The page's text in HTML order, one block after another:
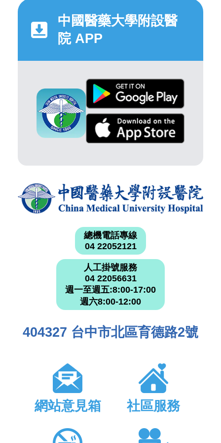
中國醫藥大學附設醫
院 APP
總機電話專線
04 22052121
人工掛號服務
04 22056631
週一至週五:8:00-17:00
週六8:00-12:00
404327 台中市北區育德路2號
網站意見箱 社區服務